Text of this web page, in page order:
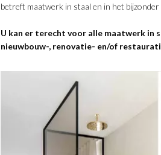
betreft maatwerk in staal en in het
U kan er terecht voor alle maatwerk in
nieuwbouw-, renovatie- en/of